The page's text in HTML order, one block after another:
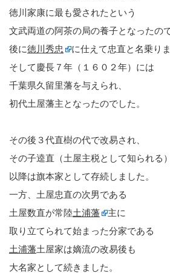
徳川家康に最も愛されたという
文武両道の阿茶の局の養子となったの
後に徳川秀忠
に仕えて忠直と名乗りま
そして慶長７年（１６０２年）には
千葉県久留里藩を与えられ、
初代土屋藩主となったのでした。
その後３代直樹の代で改易され、
その子逵直（土屋主税として知られる）
以降は旗本家として存続しました。
一方、土屋忠直の次男である
土屋数直が常陸土浦藩
主に
取り立てられて始まった分家である
土浦藩土屋家は嫡流の改易後も
大名家として続きました。